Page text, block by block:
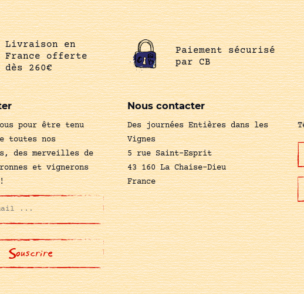
Livraison en
France offerte
dès 260€
Paiement sécurisé
par CB
pour être tenu
toutes nos
des merveilles de
et vignerons
Nous contacter
Des journées Entières dans les
Vignes
5 rue Saint-Esprit
43 160 La Chaise-Dieu
France